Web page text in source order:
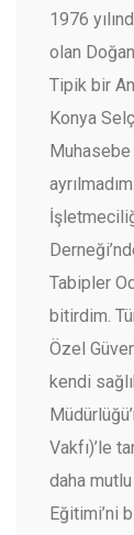
1976
olan
Tipik bir
Konya
Muhasebe
Tabipler
bitirdim.
Özel
kendi
Vakfı)’le
daha
Eğitimi’ni